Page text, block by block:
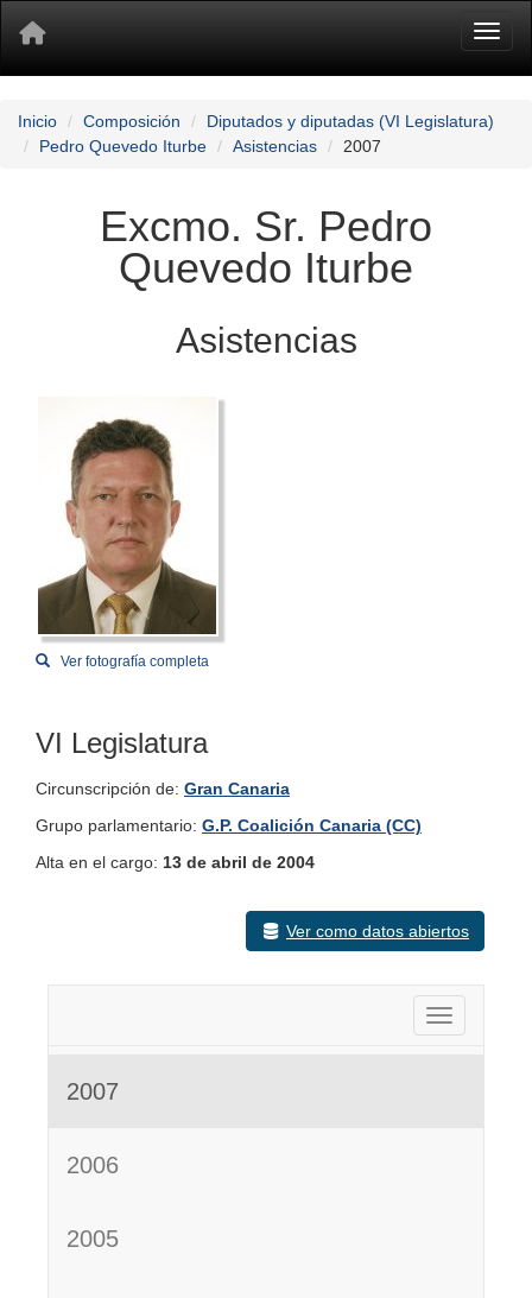
Inicio Composición
Diputados y diputadas (VI Legislatura)
Pedro Quevedo Iturbe
Asistencias 2007
Excmo. Sr. Pedro
Quevedo Iturbe
Asistencias
Ver fotografía completa
VI Legislatura
Circunscripción de: Gran Canaria
Grupo parlamentario: G.P. Coalición Canaria (CC)
Alta en el cargo: 13 de abril de 2004
Ver como datos abiertos
Activar
2007
2006
2005